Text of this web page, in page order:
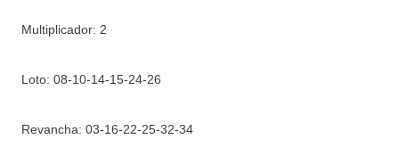
Multiplicador: 2
Loto: 08-10-14-15-24-26
Revancha: 03-16-22-25-32-34